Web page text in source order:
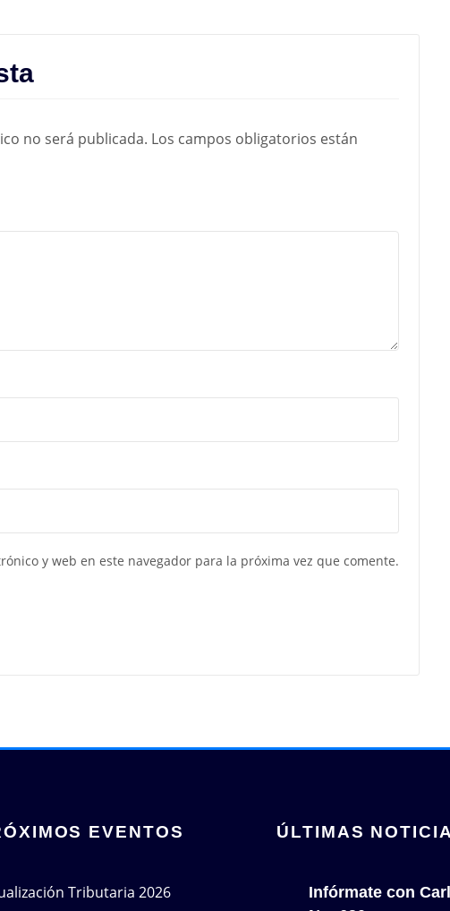
no será publicada. Los campos obligatorios están
y web en este navegador para la próxima vez que comente.
EVENTOS
Tributaria 2026
ÚLTIMAS
Infórmate con